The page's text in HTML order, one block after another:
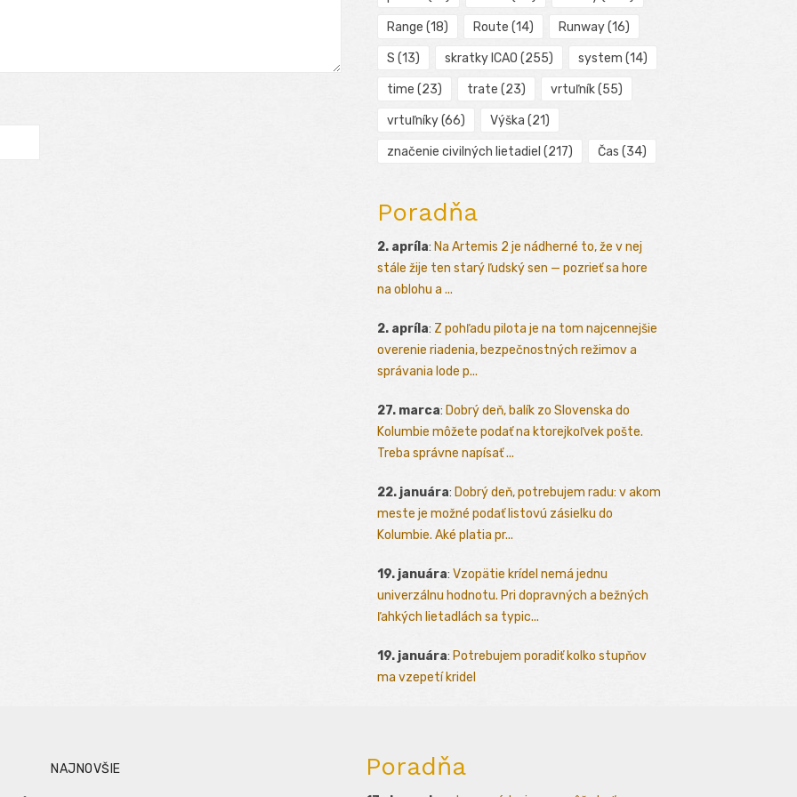
Range (18) Route (14) Runway(16)
S (13) skratky ICAO (255) system (14)
time (23) trate (23) vrtuľník(55)
vrtuľníky(66) Výška (21)
značenie civilných lietadiel (217) Čas (34)
Poradňa
2. apríla: Na Artemis 2 je nádherné to, že v nej
stále žije ten starý ľudský sen — pozrieť sa hore
na oblohu a ...
2. apríla: Z pohľadu pilota je na tom najcennejšie
overenie riadenia, bezpečnostných režimov a
správania lode p...
27. marca: Dobrý deň, balík zo Slovenska do
Kolumbie môžete podať na ktorejkoľvek pošte.
Treba správne napísať ...
22. januára: Dobrý deň, potrebujem radu: v akom
meste je možné podať listovú zásielku do
Kolumbie. Aké platia pr...
19. januára: Vzopätie krídel nemá jednu
univerzálnu hodnotu. Pri dopravných a bežných
ľahkých lietadlách sa typic...
19. januára: Potrebujem poradiť kolko stupňov
ma vzepetí kridel
NAJNOVŠIE Poradňa